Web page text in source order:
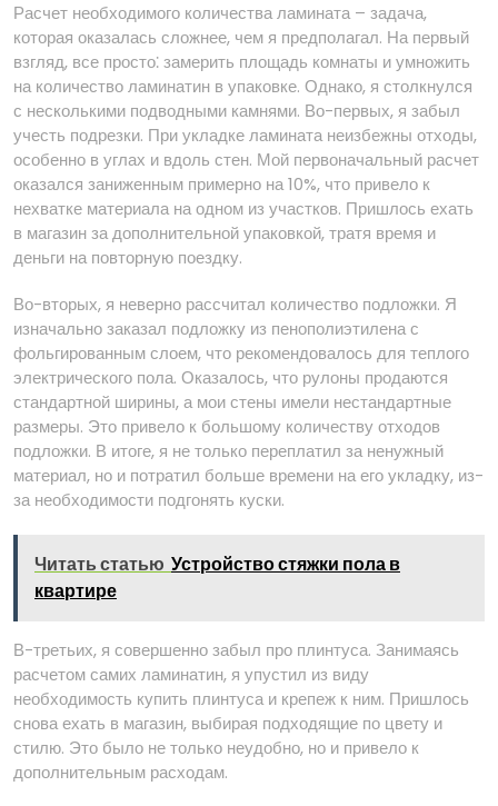
Расчет необходимого количества ламината – задача,
которая оказалась сложнее, чем я предполагал. На первый
взгляд, все просто⁚ замерить площадь комнаты и умножить
на количество ламинатин в упаковке. Однако, я столкнулся
с несколькими подводными камнями. Во-первых, я забыл
учесть подрезки. При укладке ламината неизбежны отходы,
особенно в углах и вдоль стен. Мой первоначальный расчет
оказался заниженным примерно на 10%, что привело к
нехватке материала на одном из участков. Пришлось ехать
в магазин за дополнительной упаковкой, тратя время и
деньги на повторную поездку.
Во-вторых, я неверно рассчитал количество подложки. Я
изначально заказал подложку из пенополиэтилена с
фольгированным слоем, что рекомендовалось для теплого
электрического пола. Оказалось, что рулоны продаются
стандартной ширины, а мои стены имели нестандартные
размеры. Это привело к большому количеству отходов
подложки. В итоге, я не только переплатил за ненужный
материал, но и потратил больше времени на его укладку, из-
за необходимости подгонять куски.
Читать статью Устройство стяжки пола в
квартире
В-третьих, я совершенно забыл про плинтуса. Занимаясь
расчетом самих ламинатин, я упустил из виду
необходимость купить плинтуса и крепеж к ним. Пришлось
снова ехать в магазин, выбирая подходящие по цвету и
стилю. Это было не только неудобно, но и привело к
дополнительным расходам.